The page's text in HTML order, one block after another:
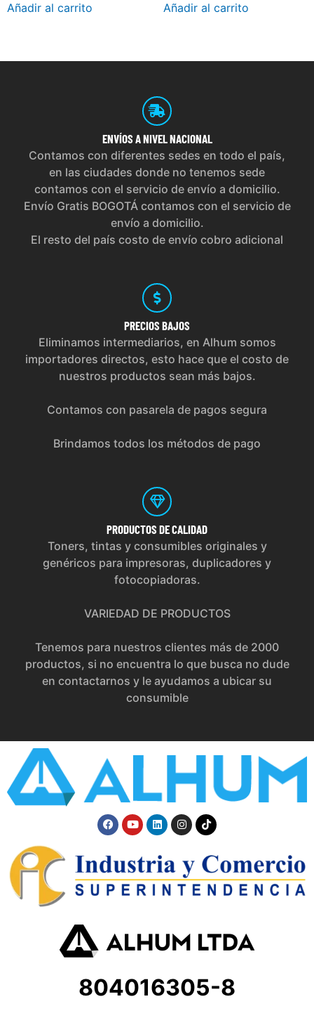
Añadir al carrito Añadir al carrito
ENVÍOS A NIVEL NACIONAL
Contamos con diferentes sedes en todo el país,
en las ciudades donde no tenemos sede
contamos con el servicio de envío a domicilio.
Envío Gratis BOGOTÁ contamos con el servicio de
envío a domicilio.
El resto del país costo de envío cobro adicional
PRECIOS BAJOS
Eliminamos intermediarios, en Alhum somos
importadores directos, esto hace que el costo de
nuestros productos sean más bajos.
Contamos con pasarela de pagos segura
Brindamos todos los métodos de pago
PRODUCTOS DE CALIDAD
Toners, tintas y consumibles originales y
genéricos para impresoras, duplicadores y
fotocopiadoras.
VARIEDAD DE PRODUCTOS
Tenemos para nuestros clientes más de 2000
productos, si no encuentra lo que busca no dude
en contactarnos y le ayudamos a ubicar su
consumible
804016305-8